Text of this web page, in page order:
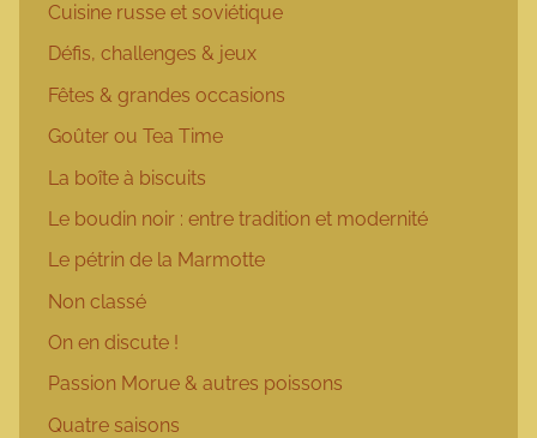
Cuisine russe et soviétique
Défis, challenges & jeux
Fêtes & grandes occasions
Goûter ou Tea Time
La boîte à biscuits
Le boudin noir : entre tradition et modernité
Le pétrin de la Marmotte
Non classé
On en discute !
Passion Morue & autres poissons
Quatre saisons